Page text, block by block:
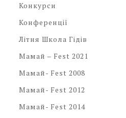
Конкурси
Конференції
Літня Школа Гідів
Мамай – Fest 2021
Мамай- Fest 2008
Мамай- Fest 2012
Мамай- Fest 2014